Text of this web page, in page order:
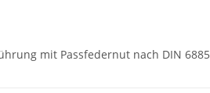
mit Passfedernut nach DIN 6885